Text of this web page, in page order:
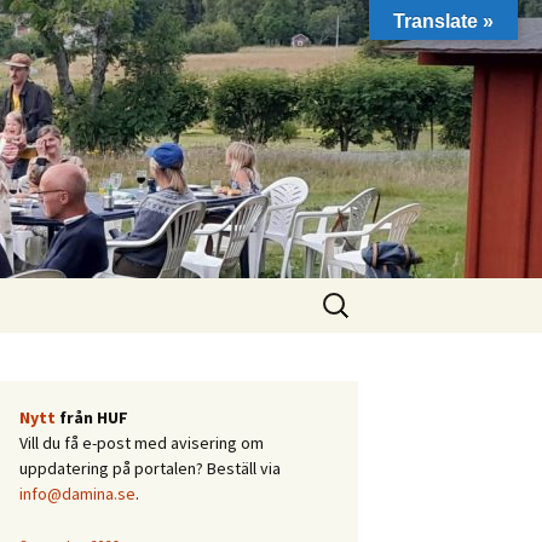
Sök
efter:
Nytt från HUF
Vill du få e-post med avisering om
uppdatering på portalen? Beställ via
info@damina.se.
Translate »